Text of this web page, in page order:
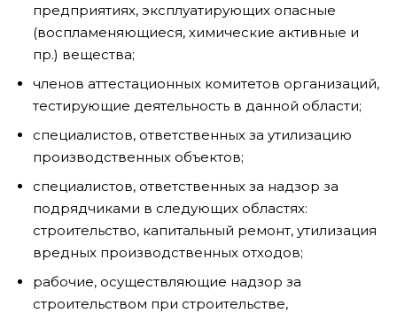
предприятиях, эксплуатирующих опасные
(воспламеняющиеся, химические активные и
пр.) вещества;
членов аттестационных комитетов организаций,
тестирующие деятельность в данной области;
специалистов, ответственных за утилизацию
производственных объектов;
специалистов, ответственных за надзор за
подрядчиками в следующих областях:
строительство, капитальный ремонт, утилизация
вредных производственных отходов;
рабочие, осуществляющие надзор за
строительством при строительстве,